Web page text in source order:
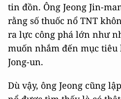
tin đồn. Ông Jeong Jin-
rằng số thuốc nổ TNT
ra lực công phá lớn như
muốn nhắm đến mục
Jong-un.
Dù vậy, ông Jeong cũng